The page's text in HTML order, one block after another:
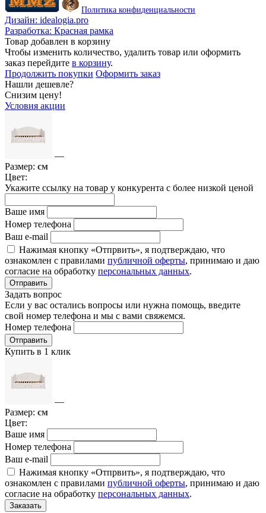
Политика конфиденциальности
Дизайн: idealogia.pro
Разработка: Красная рамка
Товар добавлен в корзину
Чтобы изменить количество, удалить товар или оформить
заказ перейдите в корзину.
Продолжить покупки Оформить заказ
Нашли дешевле?
Снизим цену!
Условия акции
—
Размер: см
Цвет:
Укажите ссылку на товар у конкурента с более низкой ценой
Ваше имя
Номер телефона
Ваш e-mail
Нажимая кнопку «Отпрвить», я подтверждаю, что
ознакомлен с правилами публичной оферты, принимаю и даю
согласие на обработку персональных данных.
Отправить
Задать вопрос
Если у вас остались вопросы или нужна помощь, введите
свой номер телефона и мы с вами свяжемся.
Номер телефона
Отправить
Купить в 1 клик
—
Размер: см
Цвет:
Ваше имя
Номер телефона
Ваш e-mail
Нажимая кнопку «Отпрвить», я подтверждаю, что
ознакомлен с правилами публичной оферты, принимаю и даю
согласие на обработку персональных данных.
Заказать